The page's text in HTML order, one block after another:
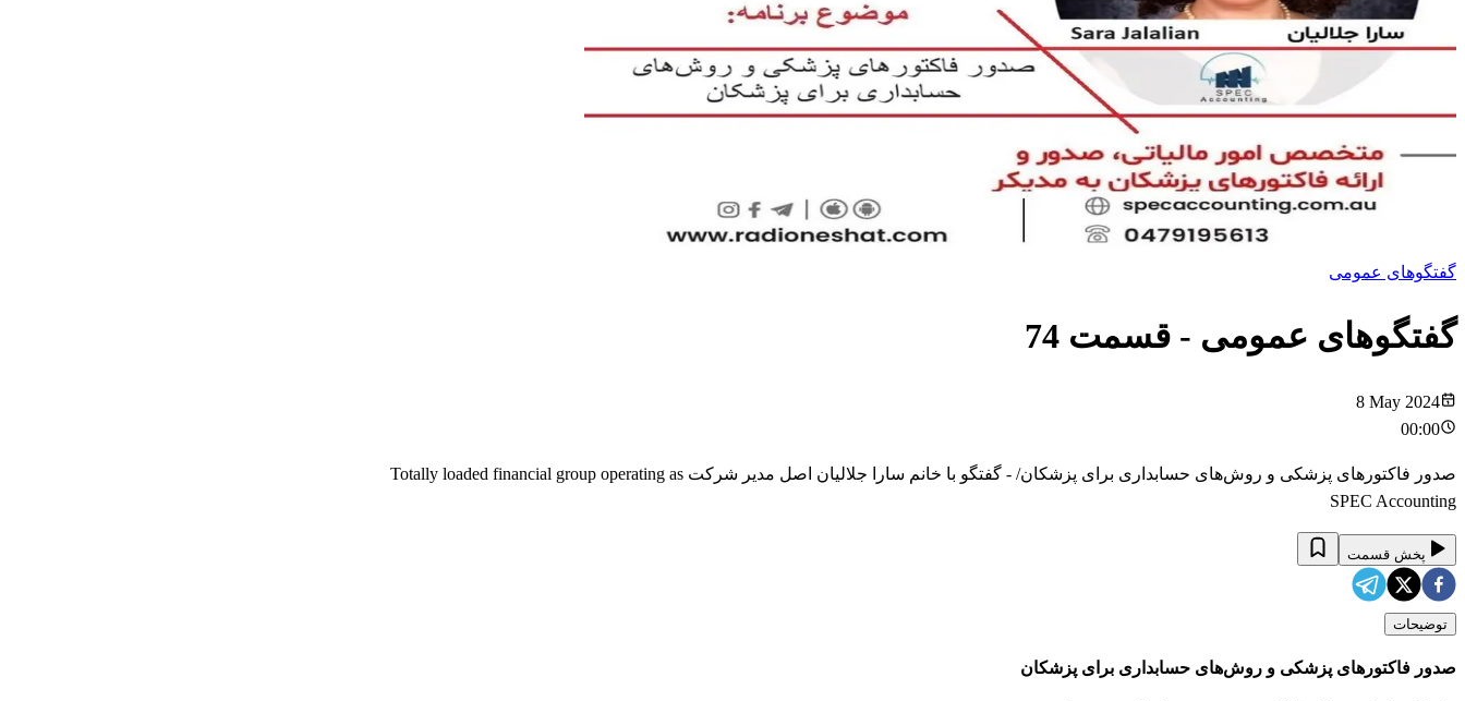
گفتگوهای عمومی
گفتگوهای عمومی - قسمت 74
8 May 2024
00:00
صدور فاکتورهای پزشکی و روش‌های حسابداری برای پزشکان/ - گفتگو با خانم سارا جلاليان اصل مدير شركت Totally loaded financial group operating as
SPEC Accounting
پخش قسمت
توضیحات
صدور فاکتورهای پزشکی و روش‌های حسابداری برای پزشکان